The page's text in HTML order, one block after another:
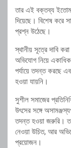
তার এই বক্তব্য
দিয়েছে। বিশেষ করে
প্রশ্ন উঠেছে।
স্থানীয় সূত্রে দাবি
অভিযোগ নিয়ে
পর্যায়ে তদন্ত করছে
হওয়া যায়নি।
সুশীল সমাজের
উৎসের সঙ্গে
তদন্ত হওয়া জরুরি।
নেওয়া উচিত, আর
প্রয়োজন।